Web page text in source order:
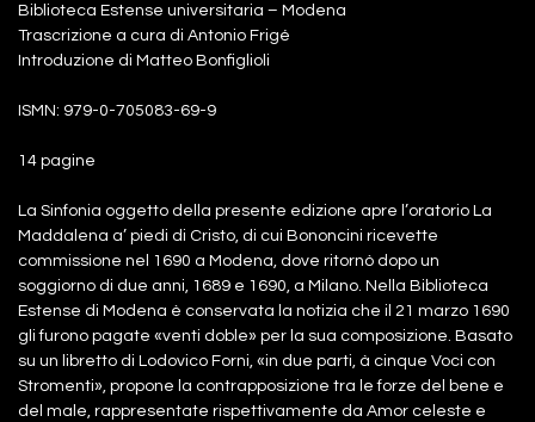
Biblioteca Estense universitaria – Modena
Trascrizione a cura di Antonio Frigé
Introduzione di Matteo Bonfiglioli
ISMN: 979-0-705083-69-9
14 pagine
La Sinfonia oggetto della presente edizione apre l’oratorio La
Maddalena a’ piedi di Cristo, di cui Bononcini ricevette
commissione nel 1690 a Modena, dove ritornò dopo un
soggiorno di due anni, 1689 e 1690, a Milano. Nella Biblioteca
Estense di Modena è conservata la notizia che il 21 marzo 1690
gli furono pagate «venti doble» per la sua composizione. Basato
su un libretto di Lodovico Forni, «in due parti, à cinque Voci con
Stromenti», propone la contrapposizione tra le forze del bene e
del male, rappresentate rispettivamente da Amor celeste e